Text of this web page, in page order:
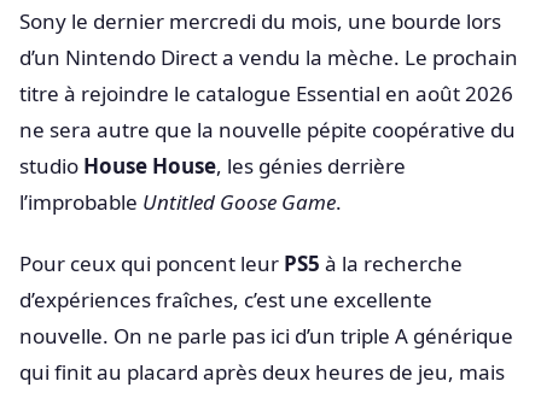
Sony le dernier mercredi du mois, une bourde lors
d’un Nintendo Direct a vendu la mèche. Le prochain
titre à rejoindre le catalogue Essential en août 2026
ne sera autre que la nouvelle pépite coopérative du
studio House House, les génies derrière
l’improbable Untitled Goose Game.
Pour ceux qui poncent leur PS5 à la recherche
d’expériences fraîches, c’est une excellente
nouvelle. On ne parle pas ici d’un triple A générique
qui finit au placard après deux heures de jeu, mais